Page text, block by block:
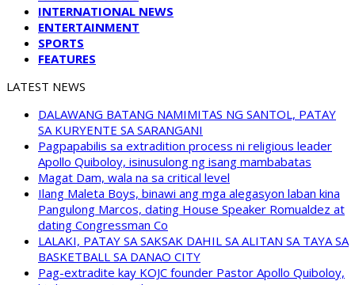
INTERNATIONAL NEWS
ENTERTAINMENT
SPORTS
FEATURES
LATEST NEWS
DALAWANG BATANG NAMIMITAS NG SANTOL, PATAY
SA KURYENTE SA SARANGANI
Pagpapabilis sa extradition process ni religious leader
Apollo Quiboloy, isinusulong ng isang mambabatas
Magat Dam, wala na sa critical level
Ilang Maleta Boys, binawi ang mga alegasyon laban kina
Pangulong Marcos, dating House Speaker Romualdez at
dating Congressman Co
LALAKI, PATAY SA SAKSAK DAHIL SA ALITAN SA TAYA SA
BASKETBALL SA DANAO CITY
Pag-extradite kay KOJC founder Pastor Apollo Quiboloy,